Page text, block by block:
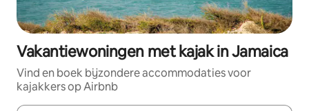
Vakantiewoningen met kajak in Jamaica
Vind en boek bijzondere accommodaties voor
kajakkers op Airbnb